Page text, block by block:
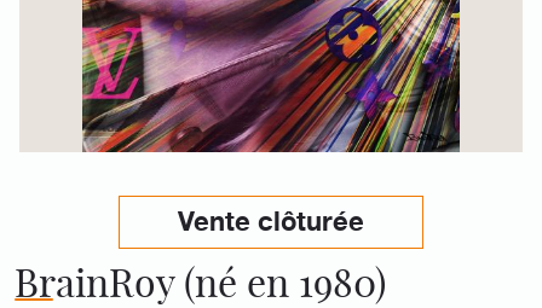
Vente clôturée
BrainRoy (né en 1980)